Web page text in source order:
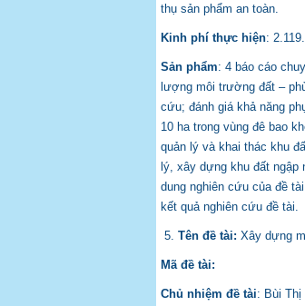
thụ sản phẩm an toàn.
Kinh phí thực hiện:
Sản phẩm: 4 báo cáo
lượng môi trường đất –
cứu; đánh giá khả năng
10 ha trong vùng đê bao
quản lý và khai thác khu
lý, xây dựng khu đất
dung nghiên cứu của đề
kết quả nghiên cứu đề tài.
5. Tên đề tài: Xây dựng
Mã đề tài:
Chủ nhiệm đề tài: Bùi